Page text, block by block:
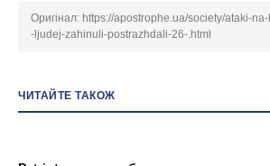
Оригінал: https://apostrophe.ua/society/ataki-
-ljudej-zahinuli-postrazhdali-26-.html
ЧИТАЙТЕ ТАКОЖ